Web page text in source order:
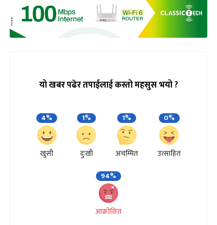
यो खबर पढेर तपाईलाई कस्तो महसुस भयो ?
4%
खुसी
1%
दुःखी
1%
अचम्मित
0%
उत्साहित
94%
आक्रोशित